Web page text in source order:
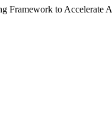
Framework to